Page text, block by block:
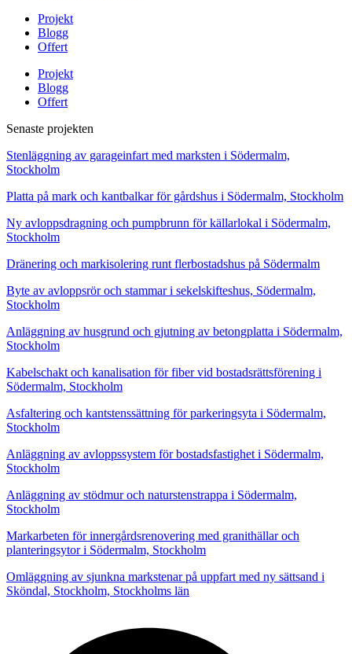
Projekt
Blogg
Offert
Projekt
Blogg
Offert
Senaste projekten
Stenläggning av garageinfart med marksten i Södermalm,
Stockholm
Platta på mark och kantbalkar för gårdshus i Södermalm, Stockholm
Ny avloppsdragning och pumpbrunn för källarlokal i Södermalm,
Stockholm
Dränering och markisolering runt flerbostadshus på Södermalm
Byte av avloppsrör och stammar i sekelskifteshus, Södermalm,
Stockholm
Anläggning av husgrund och gjutning av betongplatta i Södermalm,
Stockholm
Kabelschakt och kanalisation för fiber vid bostadsrättsförening i
Södermalm, Stockholm
Asfaltering och kantstenssättning för parkeringsyta i Södermalm,
Stockholm
Anläggning av avloppssystem för bostadsfastighet i Södermalm,
Stockholm
Anläggning av stödmur och naturstenstrappa i Södermalm,
Stockholm
Markarbeten för innergårdsrenovering med granithällar och
planteringsytor i Södermalm, Stockholm
Omläggning av sjunkna markstenar på uppfart med ny sättsand i
Sköndal, Stockholm, Stockholms län